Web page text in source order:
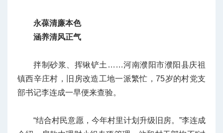
永葆清廉本色
涵养清风正气
拌制砂浆、挥锹铲土……河南濮阳市濮阳县庆祖
镇西辛庄村，旧房改造工地一派繁忙，75岁的村党支
部书记李连成一早便来查验。
“结合村民意愿，今年村里计划升级旧房。”李连成